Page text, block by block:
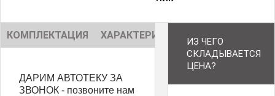
КОМПЛЕКТАЦИЯ ХАРАКТЕРИСТИКИ ОПИСАНИЕ
ДАРИМ АВТОТЕКУ ЗА
ЗВОНОК - позвоните нам
ИЗ ЧЕГО
СКЛАДЫВАЕТСЯ
ЦЕНА?